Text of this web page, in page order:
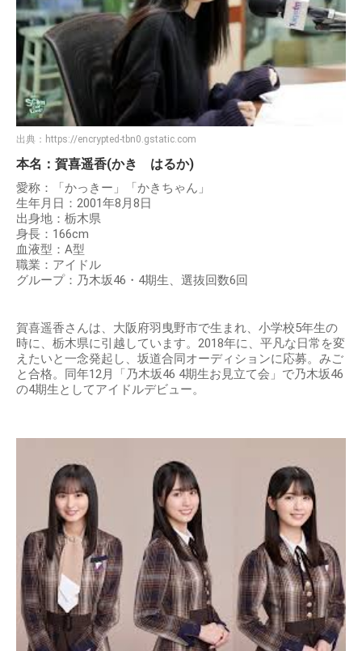
出典： https://encrypted-tbn0.gstatic.com
本名：賀喜遥香(かき はるか)
愛称：「かっきー」「かきちゃん」
生年月日：2001年8月8日
出身地：栃木県
身長：166cm
血液型：A型
職業：アイドル
グループ：乃木坂46・4期生、選抜回数6回
賀喜遥香さんは、大阪府羽曳野市で生まれ、小学校5年生の
時に、栃木県に引越しています。2018年に、平凡な日常を変
えたいと一念発起し、坂道合同オーディションに応募。みご
と合格。同年12月「乃木坂46 4期生お見立て会」で乃木坂46
の4期生としてアイドルデビュー。